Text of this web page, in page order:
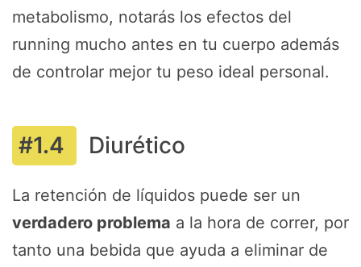
metabolismo, notarás los efectos del
running mucho antes en tu cuerpo además
de controlar mejor tu peso ideal personal.
Diurético
La retención de líquidos puede ser un
verdadero problema a la hora de correr, por
tanto una bebida que ayuda a eliminar de